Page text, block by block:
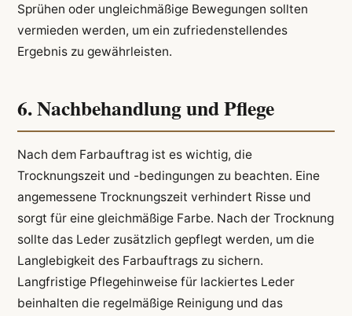
Sprühen oder ungleichmäßige Bewegungen sollten
vermieden werden, um ein zufriedenstellendes
Ergebnis zu gewährleisten.
6. Nachbehandlung und Pflege
Nach dem Farbauftrag ist es wichtig, die
Trocknungszeit und -bedingungen zu beachten. Eine
angemessene Trocknungszeit verhindert Risse und
sorgt für eine gleichmäßige Farbe. Nach der Trocknung
sollte das Leder zusätzlich gepflegt werden, um die
Langlebigkeit des Farbauftrags zu sichern.
Langfristige Pflegehinweise für lackiertes Leder
beinhalten die regelmäßige Reinigung und das